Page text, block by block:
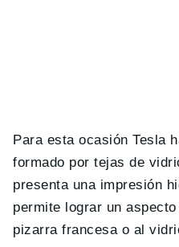
Para esta ocasión Tesla
formado por tejas de
presenta una impresión
permite lograr un
pizarra francesa o al